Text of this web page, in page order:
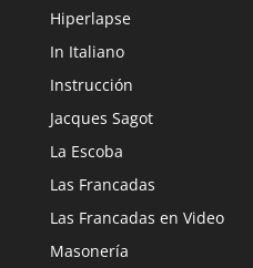
Hiperlapse
In Italiano
Instrucción
Jacques Sagot
La Escoba
Las Francadas
Las Francadas en Video
Masonería